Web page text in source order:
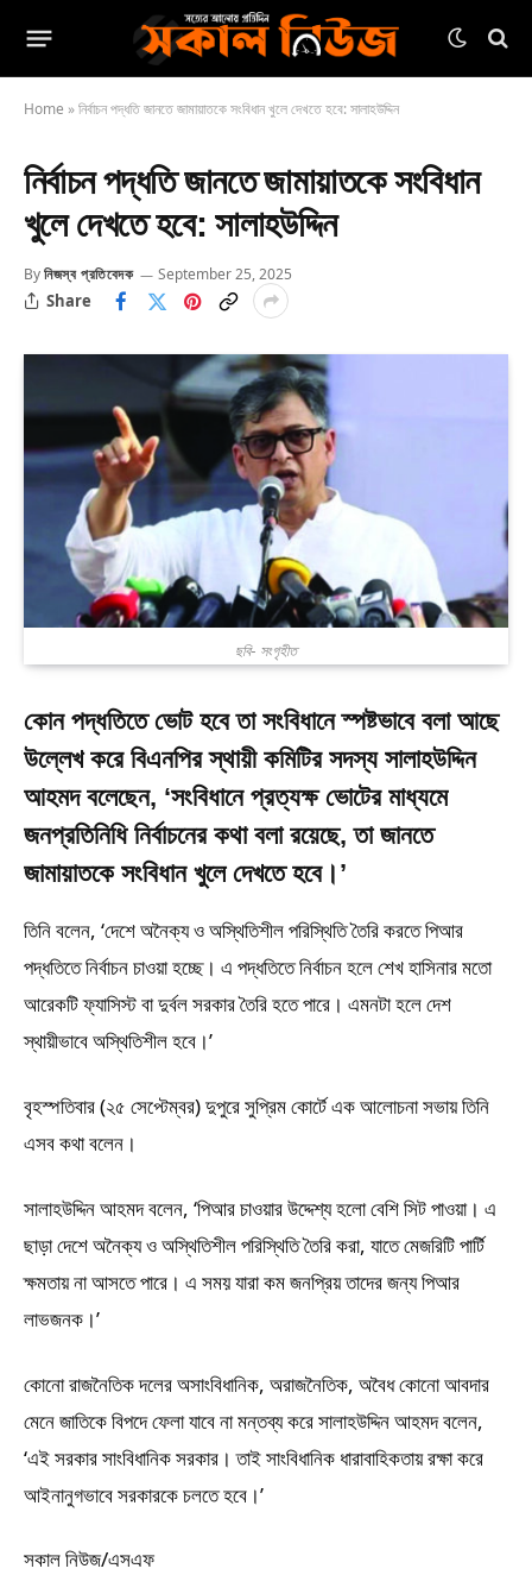
Home »নির্বাচন পদ্ধতি জানতে জামায়াতকে সংবিধান খুলে দেখতে হবে: সালাহউদ্দিন
নির্বাচন পদ্ধতি জানতে জামায়াতকে সংবিধান
খুলে দেখতে হবে: সালাহউদ্দিন
Byনিজস্ব প্রতিবেদক September 25, 2025
Share
ছবি- সংগৃহীত
কোন পদ্ধতিতে ভোট হবে তা সংবিধানে স্পষ্টভাবে বলা আছে
উল্লেখ করে বিএনপির স্থায়ী কমিটির সদস্য সালাহউদ্দিন
আহমদ বলেছেন, ‘সংবিধানে প্রত্যক্ষ ভোটের মাধ্যমে
জনপ্রতিনিধি নির্বাচনের কথা বলা রয়েছে, তা জানতে
জামায়াতকে সংবিধান খুলে দেখতে হবে।’
তিনি বলেন, ‘দেশে অনৈক্য ও অস্থিতিশীল পরিস্থিতি তৈরি করতে পিআর
পদ্ধতিতে নির্বাচন চাওয়া হচ্ছে। এ পদ্ধতিতে নির্বাচন হলে শেখ হাসিনার মতো
আরেকটি ফ্যাসিস্ট বা দুর্বল সরকার তৈরি হতে পারে। এমনটা হলে দেশ
স্থায়ীভাবে অস্থিতিশীল হবে।’
বৃহস্পতিবার (২৫ সেপ্টেম্বর) দুপুরে সুপ্রিম কোর্টে এক আলোচনা সভায় তিনি
এসব কথা বলেন।
সালাহউদ্দিন আহমদ বলেন, ‘পিআর চাওয়ার উদ্দেশ্য হলো বেশি সিট পাওয়া। এ
ছাড়া দেশে অনৈক্য ও অস্থিতিশীল পরিস্থিতি তৈরি করা, যাতে মেজরিটি পার্টি
ক্ষমতায় না আসতে পারে। এ সময় যারা কম জনপ্রিয় তাদের জন্য পিআর
লাভজনক।’
কোনো রাজনৈতিক দলের অসাংবিধানিক, অরাজনৈতিক, অবৈধ কোনো আবদার
মেনে জাতিকে বিপদে ফেলা যাবে না মন্তব্য করে সালাহউদ্দিন আহমদ বলেন,
‘এই সরকার সাংবিধানিক সরকার। তাই সাংবিধানিক ধারাবাহিকতায় রক্ষা করে
আইনানুগভাবে সরকারকে চলতে হবে।’
সকাল নিউজ/এসএফ